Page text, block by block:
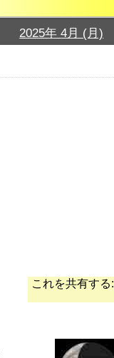
2025年 4月 (月)
これを共有する: